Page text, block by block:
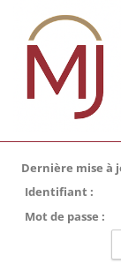
Dernière mise à
Identifiant :
Mot de passe :